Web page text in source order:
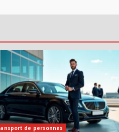
de personnes